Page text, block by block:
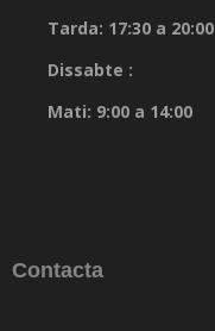
Tarda: 17:30 a 20:00
Dissabte :
Mati: 9:00 a 14:00
Contacta